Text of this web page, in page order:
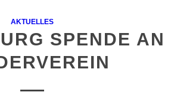
AKTUELLES
SPENDE AN